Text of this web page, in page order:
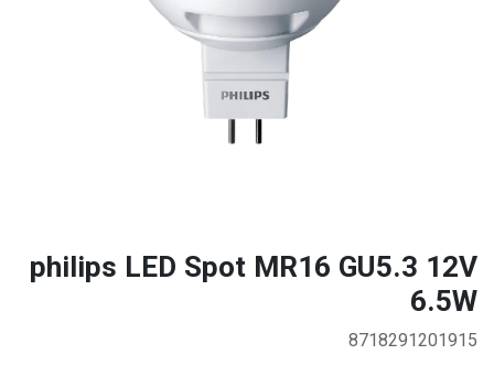
philips LED Spot MR16 GU5.3 12V
6.5W
8718291201915